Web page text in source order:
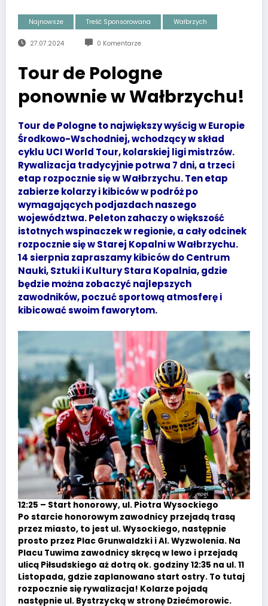
Najnowsze Treść Sponsorowana Wałbrzych
27.07.2024 0 Komentarze
Tour de Pologne
ponownie w Wałbrzychu!
Tour de Pologne to największy wyścig w Europie
Środkowo-Wschodniej, wchodzący w skład
cyklu UCI World Tour, kolarskiej ligi mistrzów.
Rywalizacja tradycyjnie potrwa 7 dni, a trzeci
etap rozpocznie się w Wałbrzychu. Ten etap
zabierze kolarzy i kibiców w podróż po
wymagających podjazdach naszego
województwa. Peleton zahaczy o większość
istotnych wspinaczek w regionie, a cały odcinek
rozpocznie się w Starej Kopalni w Wałbrzychu.
14 sierpnia zapraszamy kibiców do Centrum
Nauki, Sztuki i Kultury Stara Kopalnia, gdzie
będzie można zobaczyć najlepszych
zawodników, poczuć sportową atmosferę i
kibicować swoim faworytom.
12:25 – Start honorowy, ul. Piotra Wysockiego
Po starcie honorowym zawodnicy przejadą trasą
przez miasto, to jest ul. Wysockiego, następnie
prosto przez Plac Grunwaldzki i Al. Wyzwolenia. Na
Placu Tuwima zawodnicy skręcą w lewo i przejadą
ulicą Piłsudskiego aż dotrą ok. godziny 12:35 na ul. 11
Listopada, gdzie zaplanowano start ostry. To tutaj
rozpocznie się rywalizacja! Kolarze pojadą
następnie ul. Bystrzycką w stronę Dziećmorowic.